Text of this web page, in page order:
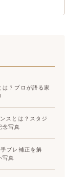
？プロが語る家
スとは？スタジ
念写真
ブレ補正を解
写真